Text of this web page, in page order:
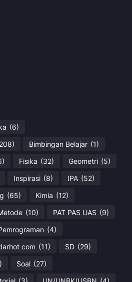
(6)
Bimbingan Belajar (1)
Fisika (32) Geometri (5)
Inspirasi (8) IPA (52)
(65) Kimia (12)
(10) PAT PAS UAS (9)
(4)
com (11) SD (29)
Soal (27)